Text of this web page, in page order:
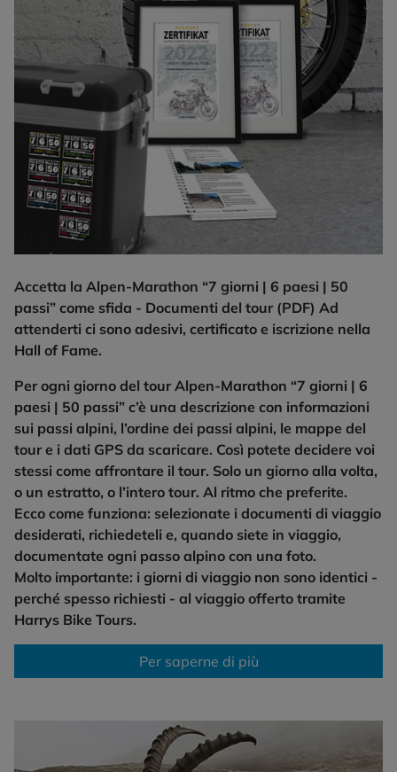
Accetta la Alpen-Marathon “7 giorni | 6 paesi | 50
passi” come sfida - Documenti del tour (PDF) Ad
attenderti ci sono adesivi, certificato e iscrizione nella
Hall of Fame.
Per ogni giorno del tour Alpen-Marathon “7 giorni | 6
paesi | 50 passi” c’è una descrizione con informazioni
sui passi alpini, l’ordine dei passi alpini, le mappe del
tour e i dati GPS da scaricare. Così potete decidere voi
stessi come affrontare il tour. Solo un giorno alla volta,
o un estratto, o l’intero tour. Al ritmo che preferite.
Ecco come funziona: selezionate i documenti di viaggio
desiderati, richiedeteli e, quando siete in viaggio,
documentate ogni passo alpino con una foto.
Molto importante: i giorni di viaggio non sono identici -
perché spesso richiesti - al viaggio offerto tramite
Harrys Bike Tours.
Per saperne di più